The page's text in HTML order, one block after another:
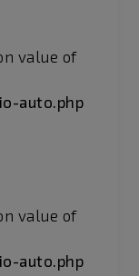
value of
auto.php
value of
auto.php